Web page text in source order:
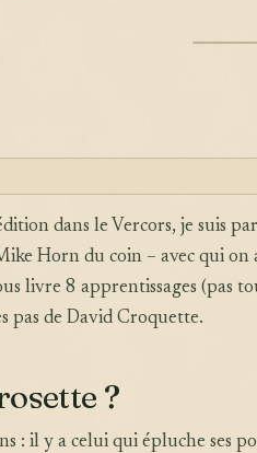
dans le Vercors, je suis
Horn du coin – avec qui on
livre 8 apprentissages (pas
pas de David Croquette.
?
: il y a celui qui épluche ses